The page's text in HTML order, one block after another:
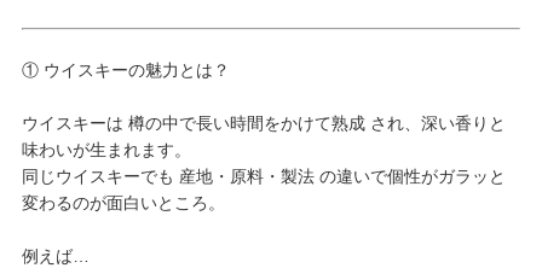
① ウイスキーの魅力とは？
ウイスキーは 樽の中で長い時間をかけて熟成 され、深い香りと
味わいが生まれます。
同じウイスキーでも 産地・原料・製法 の違いで個性がガラッと
変わるのが面白いところ。
例えば…